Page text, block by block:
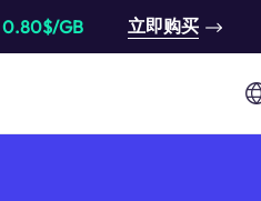
0.80$/GB 立即购买